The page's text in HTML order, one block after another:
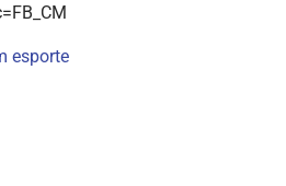
esporte